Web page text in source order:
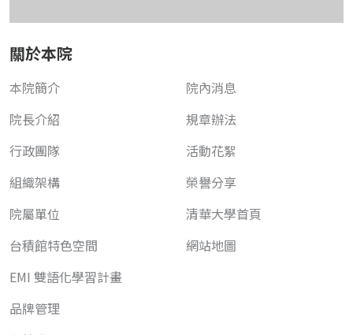
關於本院
本院簡介
院長介紹
行政團隊
組織架構
院屬單位
台積館特色空間
EMI 雙語化學習計畫
品牌管理
院內消息
規章辦法
活動花絮
榮譽分享
清華大學首頁
網站地圖